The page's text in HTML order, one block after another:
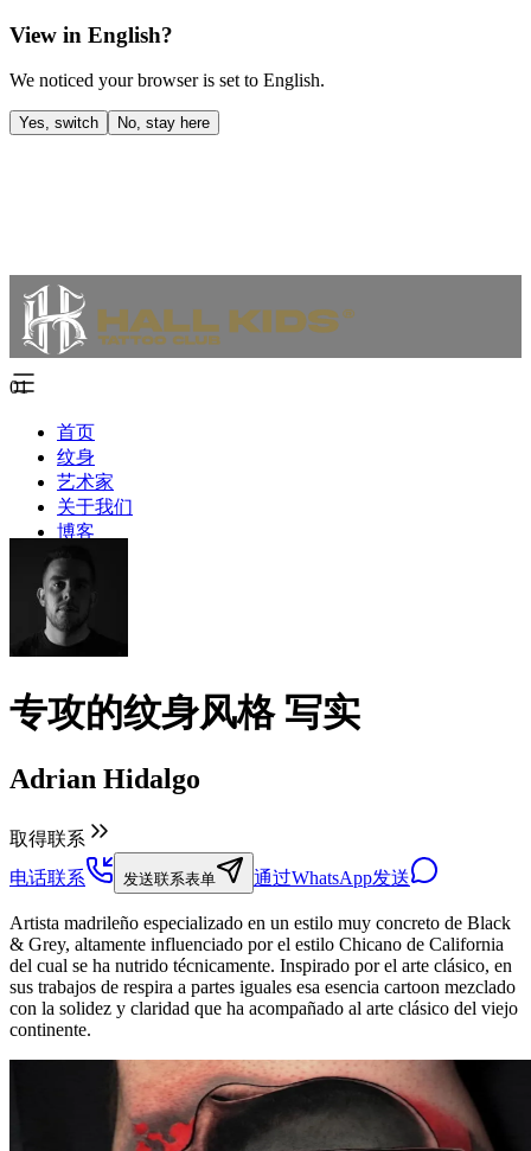
View in English?
We noticed your browser is set to English.
Yes, switch No, stay here
首页
纹身
艺术家
关于我们
博客
01
专攻的纹身风格 写实
Adrian Hidalgo
取得联系
电话联系
发送联系表单 通过WhatsApp发送
Artista madrileño especializado en un estilo muy concreto de Black
& Grey, altamente influenciado por el estilo Chicano de California
del cual se ha nutrido técnicamente. Inspirado por el arte clásico, en
sus trabajos de respira a partes iguales esa esencia cartoon mezclado
con la solidez y claridad que ha acompañado al arte clásico del viejo
continente.